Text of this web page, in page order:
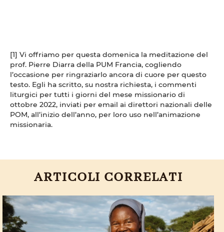
[1] Vi offriamo per questa domenica la meditazione del
prof. Pierre Diarra della PUM Francia, cogliendo
l’occasione per ringraziarlo ancora di cuore per questo
testo. Egli ha scritto, su nostra richiesta, i commenti
liturgici per tutti i giorni del mese missionario di
ottobre 2022, inviati per email ai direttori nazionali delle
POM, all’inizio dell’anno, per loro uso nell’animazione
missionaria.
ARTICOLI CORRELATI